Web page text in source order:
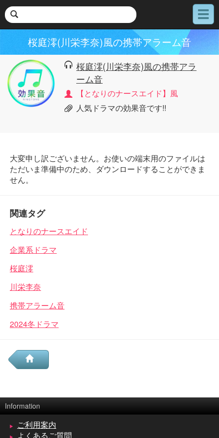
メ
ニ
桜庭澪(川栄李奈)風の携帯アラーム音
桜庭澪(川栄李奈)風の携帯アラ
ーム音
【となりのナースエイド】風
人気ドラマの効果音です!!
大変申し訳ございません。お使いの端末用のファイルは
ただいま準備中のため、ダウンロードすることができま
せん。
関連タグ
となりのナースエイド
企業系ドラマ
桜庭澪
川栄李奈
携帯アラーム音
2024冬ドラマ
Information
ご利用案内
よくあるご質問